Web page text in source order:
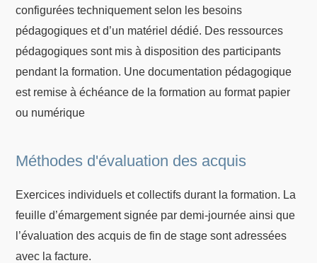
configurées techniquement selon les besoins
pédagogiques et d’un matériel dédié. Des ressources
pédagogiques sont mis à disposition des participants
pendant la formation. Une documentation pédagogique
est remise à échéance de la formation au format papier
ou numérique
Méthodes d'évaluation des acquis
Exercices individuels et collectifs durant la formation. La
feuille d’émargement signée par demi-journée ainsi que
l’évaluation des acquis de fin de stage sont adressées
avec la facture.